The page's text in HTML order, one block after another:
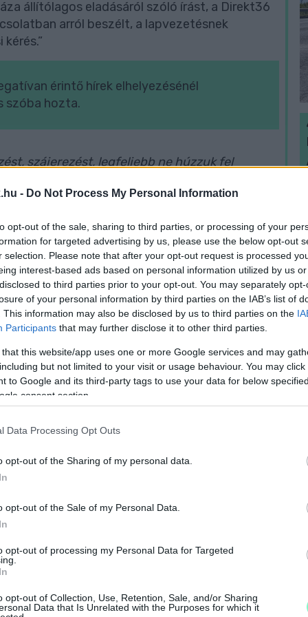
- Do Not Process My Personal Information
opt-out of the sale, sharing to third parties, or processing of your
for targeted advertising by us, please use the below opt-out
selection. Please note that after your opt-out request is processed
interest-based ads based on personal information utilized by us
to third parties prior to your opt-out. You may separately
of your personal information by third parties on the IAB’s list of
This information may also be disclosed by us to third parties on the
Participants that may further disclose it to other third parties.
that this website/app uses one or more Google services and may
but not limited to your visit or usage behaviour. You may
to Google and its third-party tags to use your data for below
consent section.
Data Processing Opt Outs
opt-out of the Sharing of my personal data.
opt-out of the Sale of my Personal Data.
opt-out of processing my Personal Data for Targeted
opt-out of Collection, Use, Retention, Sale, and/or Sharing
Data that Is Unrelated with the Purposes for which it
állítólagos eladásáról szóló írást, a Direkt36
arról beszélt, a lapvezetésnek
érintő hírek elhelyezésénél
szóba hozta.
szájerezést, legfeljebb ne húzzuk fel
hírek a címlap alsó részén, kevésbé
de tiltakoztak a felvétel közzététele
egy olyan beszélgetés részletei
akkori főszerkesztő ésGerényi Gábor,
volt a Dull és az akkori szerkesztőség által
értelmében az Index rovatait külső
ezt az Index függetlensége elleni
hogy politikai szempontok is állnak az Index
rákérdezett arra, hogy miért annyira sürgős
hónapon belül el kell kezdeni megvalósítani,